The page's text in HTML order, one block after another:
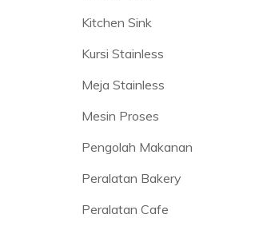
Kitchen Sink
Kursi Stainless
Meja Stainless
Mesin Proses
Pengolah Makanan
Peralatan Bakery
Peralatan Cafe